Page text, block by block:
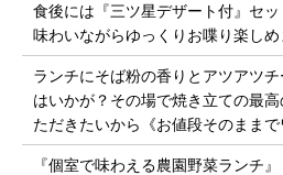
食後には『三ツ星デザート付』セ
味わいながらゆっくりお喋り楽しめ
ランチにそば粉の香りとアツアツ
はいかが？その場で焼き立ての最
ただきたいから《お値段そのままで
『個室で味わえる農園野菜ランチ